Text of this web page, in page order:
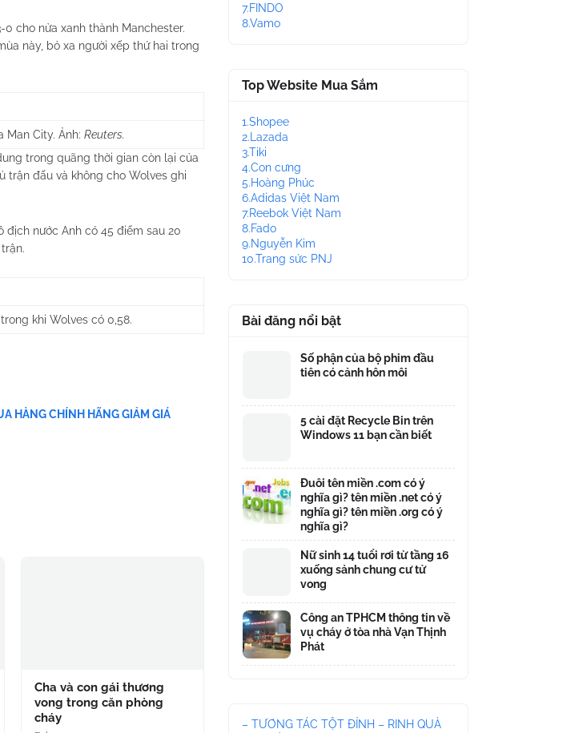
cho nửa xanh thành Manchester.
này, bỏ xa người xếp thứ hai trong
City. Ảnh: Reuters.
trong quãng thời gian còn lại của
trận đấu và không cho Wolves ghi
địch nước Anh có 45 điểm sau 20
khi Wolves có 0,58.
HÀNG CHÍNH HÃNG GIẢM GIÁ
Cha và con gái thương
vong trong căn phòng
cháy
7.FINDO
8.Vamo
Top Website Mua Sắm
1.Shopee
2.Lazada
3.Tiki
4.Con cưng
5.Hoàng Phúc
6.Adidas Việt Nam
7.Reebok Việt Nam
8.Fado
9.Nguyễn Kim
10.Trang sức PNJ
Bài đăng nổi bật
Số phận của bộ phim đầu
tiên có cảnh hôn môi
5 cài đặt Recycle Bin trên
Windows 11 bạn cần biết
Đuôi tên miền .com có ý
nghĩa gì? tên miền .net có ý
nghĩa gì? tên miền .org có ý
nghĩa gì?
Nữ sinh 14 tuổi rơi từ tầng 16
xuống sảnh chung cư tử
vong
Công an TPHCM thông tin về
vụ cháy ở tòa nhà Vạn Thịnh
Phát
– TƯƠNG TÁC TỘT ĐỈNH – RINH QUÀ